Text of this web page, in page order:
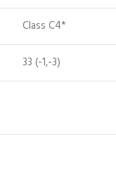
Class C4*
33 (-1,-3)